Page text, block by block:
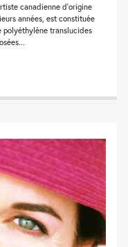
canadienne d'origine
années, est constituée
polyéthylène translucides